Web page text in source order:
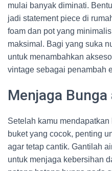
mulai banyak diminati.
jadi statement piece di
foam dan pot yang
maksimal. Bagi yang suka
untuk menambahkan
vintage sebagai penambah
Menjaga Bunga
Setelah kamu
buket yang cocok, penting
agar tetap cantik. Gantilah
untuk menjaga kebersihan